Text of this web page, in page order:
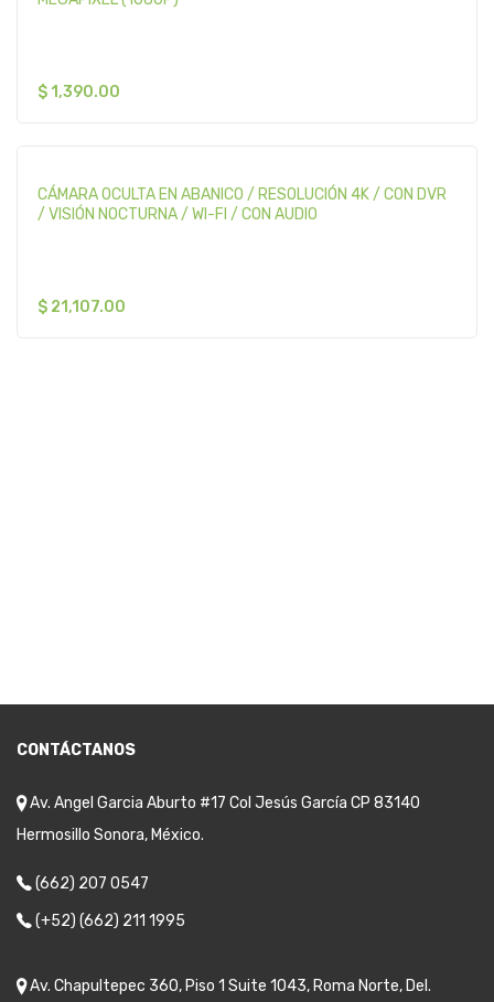
$ 1,390.00
CÁMARA OCULTA EN ABANICO / RESOLUCIÓN 4K / CON DVR
/ VISIÓN NOCTURNA / WI-FI / CON AUDIO
$ 21,107.00
CONTÁCTANOS
Av. Angel Garcia Aburto #17 Col Jesús García CP 83140
Hermosillo Sonora, México.
(662) 207 0547
(+52) (662) 211 1995
Av. Chapultepec 360, Piso 1 Suite 1043, Roma Norte, Del.